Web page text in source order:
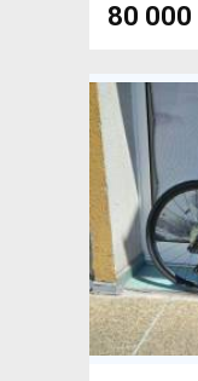
80 000